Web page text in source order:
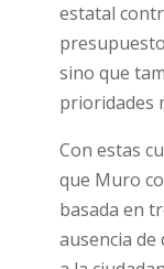
estatal
sino que
prioridades
Con estas
que Muro
basada en
ausencia